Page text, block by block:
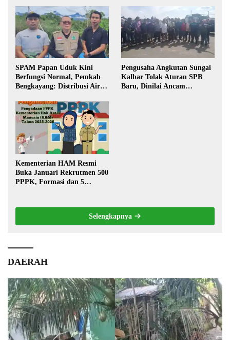
Pembangunan
SPAM Papan Uduk Kini
Berfungsi Normal, Pemkab
Bengkayang: Distribusi Air
Warga
Pengusaha Angkutan Sungai
Kalbar Tolak Aturan SPB
Baru, Dinilai Ancam
Kementerian HAM Resmi
Buka Januari Rekrutmen 500
PPPK, Formasi dan 5
Selengkapnya
DAERAH